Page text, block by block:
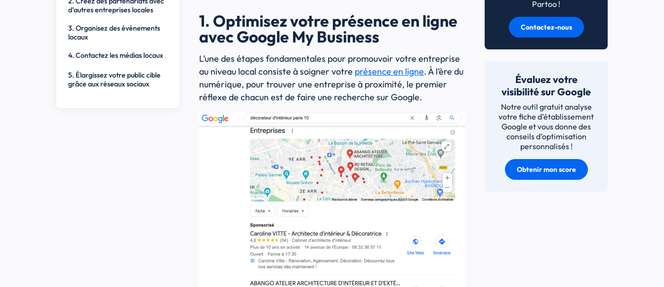
d’autres entreprises locales
3. Organisez des événements
locaux
4. Contactez les médias locaux
5. Élargissez votre public cible
grâce aux réseaux sociaux
1. Optimisez votre présence en ligne
avec Google My Business
L’une des étapes fondamentales pour promouvoir votre entreprise
au niveau local consiste à soigner votre présence en ligne. À l’ère du
numérique, pour trouver une entreprise à proximité, le premier
réflexe de chacun est de faire une recherche sur Google.
Partoo !
Contactez-nous
Évaluez votre
visibilité sur Google
Notre outil gratuit analyse
votre fiche d’établissement
Google et vous donne des
conseils d’optimisation
personnalisés !
Obtenir mon score